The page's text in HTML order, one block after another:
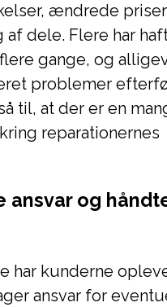
ændrede
dele. Flere har
gange, og
problemer
til, at der er en
reparationernes
ansvar og
har kunderne
ansvar for